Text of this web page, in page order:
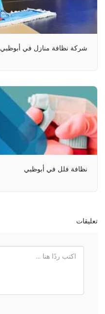
شركة نظافة منازل في أبوظبي
نظافة فلل في أبوظبي
تعليقات